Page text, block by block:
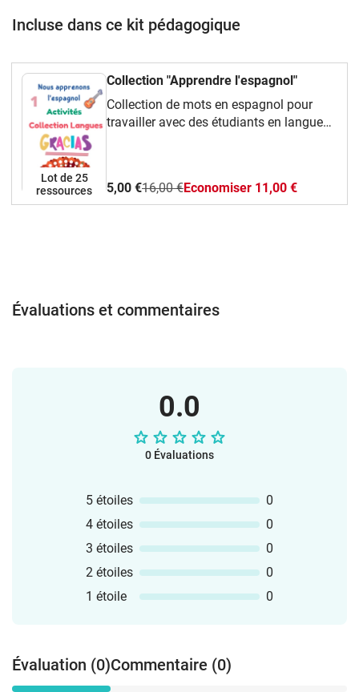
Incluse dans ce kit pédagogique
Lot de 25
ressources
Collection "Apprendre l'espagnol"
Collection de mots en espagnol pour
travailler avec des étudiants en langues
cours amusants
5,00 €16,00 €Economiser 11,00 €
Évaluations et commentaires
0.0
0 Évaluations
5 étoiles
0
4 étoiles
0
3 étoiles
0
2 étoiles
0
1 étoile
0
Évaluation (0)Commentaire (0)